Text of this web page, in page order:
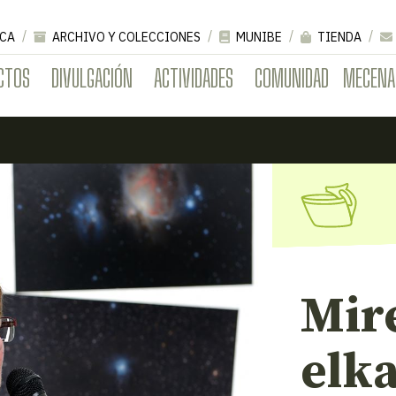
DIVULGACIÓN ACTIVIDADES COMUNIDAD
ARCHIVO Y COLECCIONES MUNIBE TIENDA